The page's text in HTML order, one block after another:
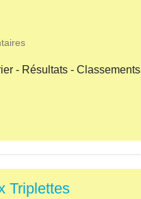
- Résultats - Classements
Triplettes